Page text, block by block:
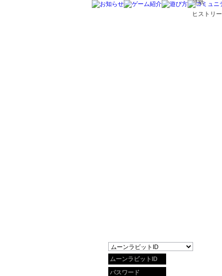
壁紙
ヒストリー